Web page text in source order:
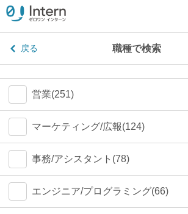
戻る 職種で検索
営業(251)
マーケティング/広報(124)
事務/アシスタント(78)
エンジニア/プログラミング(66)